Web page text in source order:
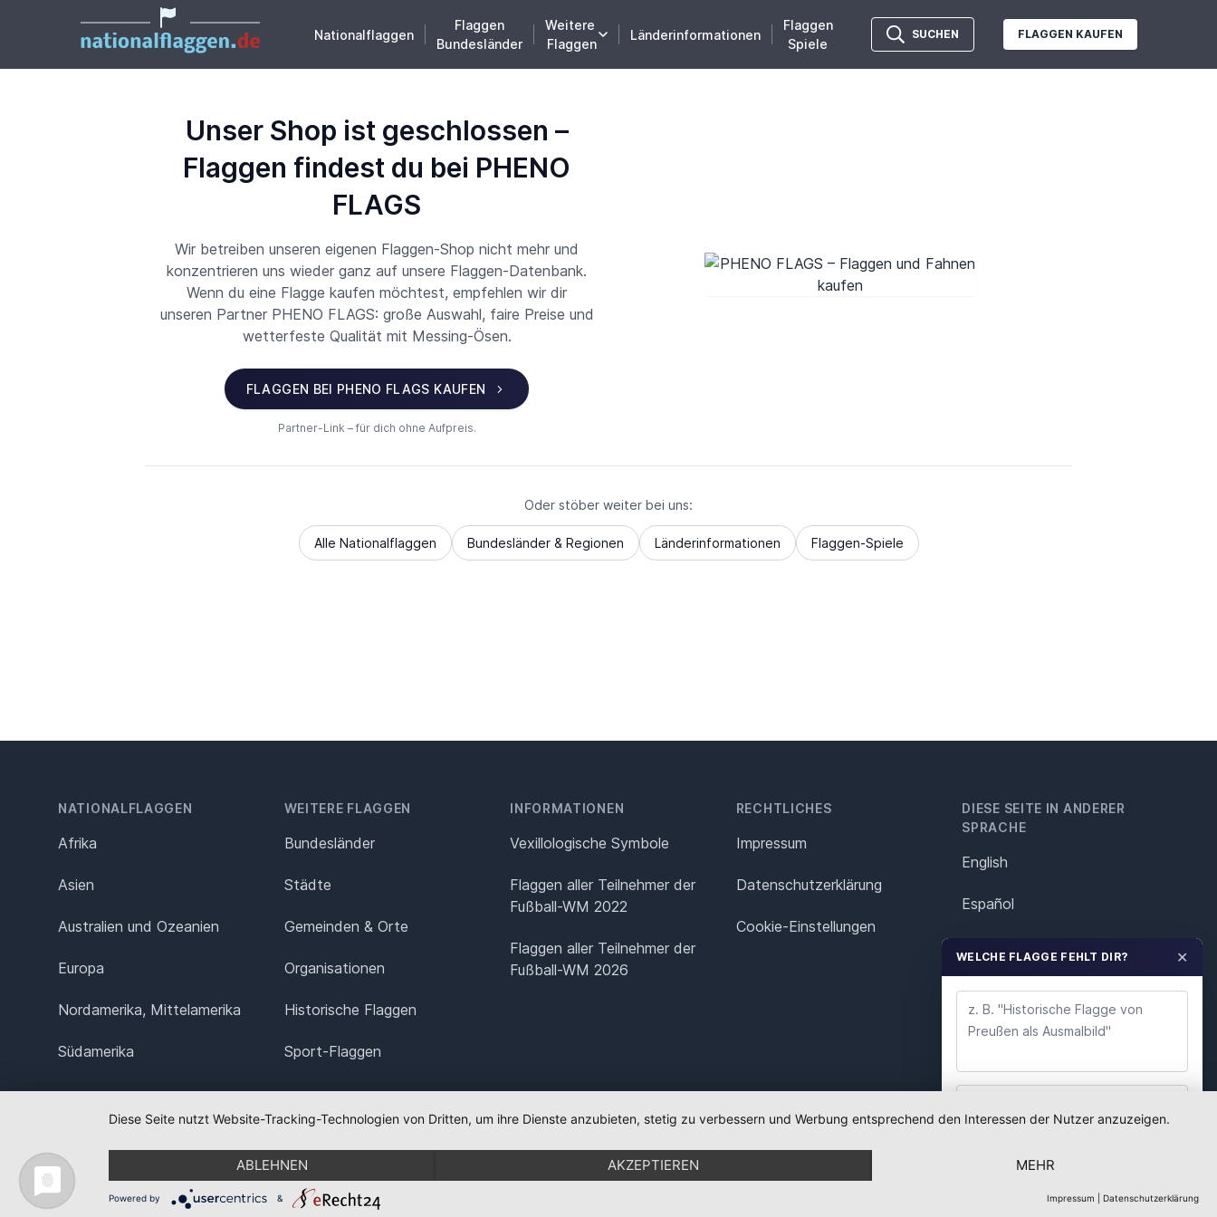
Nationalflaggen
Flaggen
Bundesländer
Weitere
Flaggen
Länderinformationen
Flaggen
Spiele
SUCHEN FLAGGEN KAUFEN
Unser Shop ist geschlossen –
Flaggen findest du bei PHENO
FLAGS
Wir betreiben unseren eigenen Flaggen-Shop nicht mehr und
konzentrieren uns wieder ganz auf unsere Flaggen-Datenbank.
Wenn du eine Flagge kaufen möchtest, empfehlen wir dir
unseren Partner PHENO FLAGS: große Auswahl, faire Preise und
wetterfeste Qualität mit Messing-Ösen.
FLAGGEN BEI PHENO FLAGS KAUFEN
Partner-Link – für dich ohne Aufpreis.
Oder stöber weiter bei uns:
Alle Nationalflaggen Bundesländer & Regionen Länderinformationen Flaggen-Spiele
NATIONALFLAGGEN
Afrika
Asien
Australien und Ozeanien
Europa
Nordamerika, Mittelamerika
Südamerika
WEITERE FLAGGEN
Bundesländer
Städte
Gemeinden & Orte
Organisationen
Historische Flaggen
Sport-Flaggen
INFORMATIONEN
Vexillologische Symbole
Flaggen aller Teilnehmer der
Fußball-WM 2022
Flaggen aller Teilnehmer der
Fußball-WM 2026
RECHTLICHES
Impressum
Datenschutz­erklärung
Cookie-Einstellungen
DIESE SEITE IN ANDERER
SPRACHE
English
Español
Italiano
Polska
Português
Nederlands
WELCHE FLAGGE FEHLT DIR? ✕
Diese Seite nutzt Website-Tracking-Technologien von Dritten, um ihre Dienste anzubieten, stetig zu verbessern und Werbung entsprechend den Interessen der Nutzer anzuzeigen.
ABLEHNEN AKZEPTIEREN MEHR
Powered by & Impressum Datenschutzerklärung